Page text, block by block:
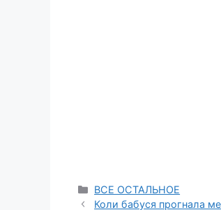
Categories
ВСЕ ОСТАЛЬНОЕ
Коли бабуся прогнала